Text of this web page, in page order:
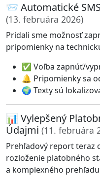
📨 Automatické
(13. februára 2026)
Pridali sme možnosť
pripomienky na
✅ Voľba zapnúť/
🔔 Pripomienky sa
🌍 Texty sú
📊 Vylepšený
Údajmi (11. februára
Prehľadový report teraz
rozloženie platobného
a komplexného